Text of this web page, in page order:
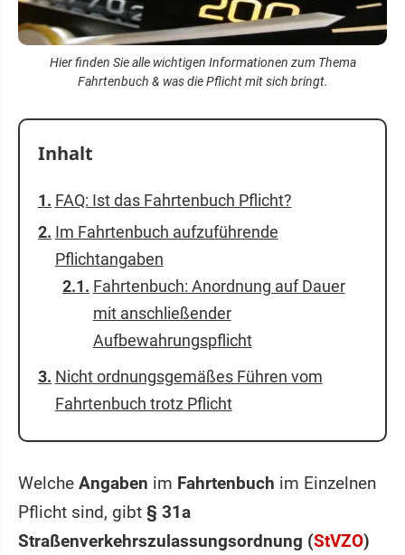
Hier finden Sie alle wichtigen Informationen zum Thema
Fahrtenbuch & was die Pflicht mit sich bringt.
Inhalt
FAQ: Ist das Fahrtenbuch Pflicht?
Im Fahrtenbuch aufzuführende
Pflichtangaben
Fahrtenbuch: Anordnung auf Dauer
mit anschließender
Aufbewahrungspflicht
Nicht ordnungsgemäßes Führen vom
Fahrtenbuch trotz Pflicht
Welche Angaben im Fahrtenbuch im Einzelnen
Pflicht sind, gibt § 31a
Straßenverkehrszulassungsordnung (StVZO)